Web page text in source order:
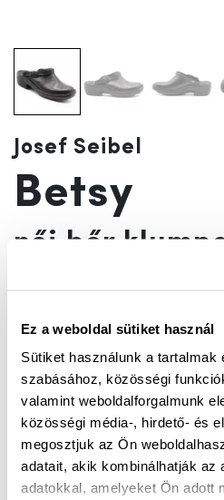
Ez a weboldal sütiket használ
Sütiket használunk a
szabásához, közösségi
valamint weboldalforgalmunk
közösségi média-, hirdető- és
megosztjuk az Ön
adatait, akik kombinálhatják az
adatokkal, amelyeket Ön adott
Josef Seibel
Betsy
női bőr
A termék jelenleg nem elérhető!
Mérettáblázat
Szállítási idő: